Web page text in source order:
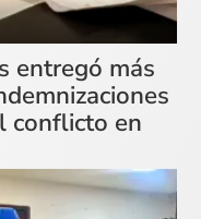
entregó más
conflicto en